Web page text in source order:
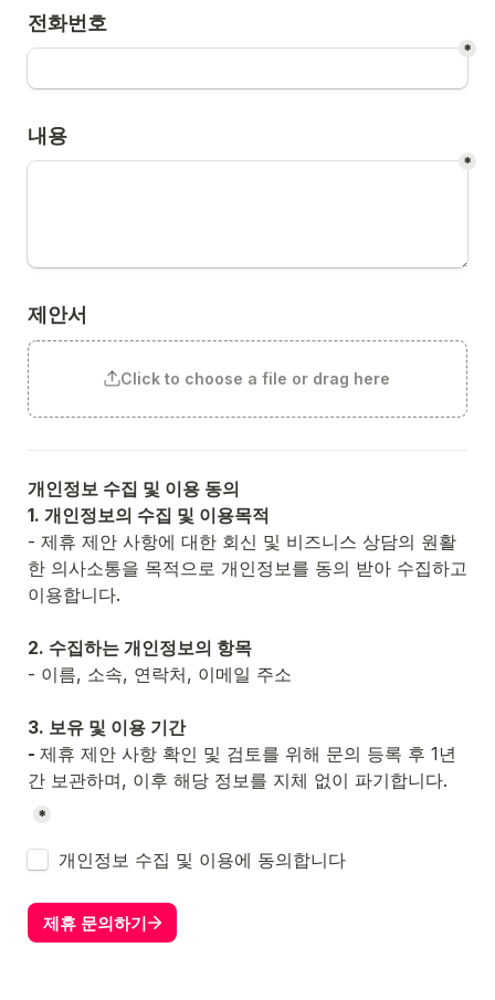
전화번호
*
내용
*
제안서
Click to choose a file or drag here
개인정보 수집 및 이용 동의
1. 개인정보의 수집 및 이용목적
- 제휴 제안 사항에 대한 회신 및 비즈니스 상담의 원활
한 의사소통을 목적으로 개인정보를 동의 받아 수집하고
이용합니다.
2. 수집하는 개인정보의 항목
- 이름, 소속, 연락처, 이메일 주소
3. 보유 및 이용 기간
- 제휴 제안 사항 확인 및 검토를 위해 문의 등록 후 1년
간 보관하며, 이후 해당 정보를 지체 없이 파기합니다.
*
Untitled checkboxes field
개인정보 수집 및 이용에 동의합니다
제휴 문의하기